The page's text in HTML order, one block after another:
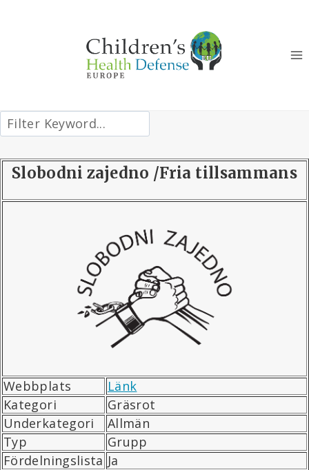
Slobodni zajedno /Fria tillsammans
Webbplats
Länk
Kategori
Gräsrot
Underkategori
Allmän
Typ
Grupp
Fördelningslista Ja